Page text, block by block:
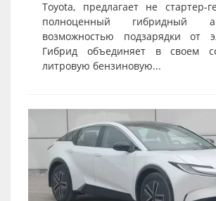
Toyota, предлагает не стартер-
полноценный гибридный
возможностью подзарядки от
Гибрид объединяет в своем
литровую бензиновую...